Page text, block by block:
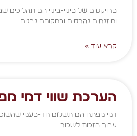
פרויקטים של פינוי-בינוי הם תהליכים
ומוזנחים נהרסים ובמקומם נבנים
קרא עוד »
הערכת שווי דמי
דמי מפתח הם תשלום חד-פעמי
עבור הזכות לשכור